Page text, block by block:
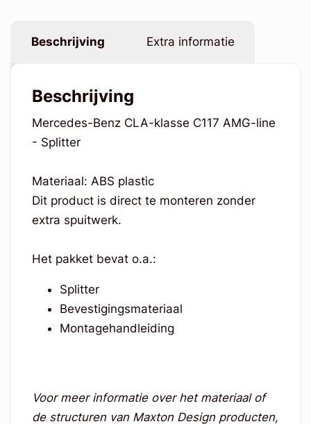
Beschrijving Extra informatie
Beschrijving
Mercedes-Benz CLA-klasse C117 AMG-line
- Splitter
Materiaal: ABS plastic
Dit product is direct te monteren zonder
extra spuitwerk.
Het pakket bevat o.a.:
Splitter
Bevestigingsmateriaal
Montagehandleiding
Voor meer informatie over het materiaal of
de structuren van Maxton Design producten,